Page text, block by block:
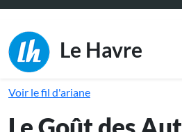
Le Havre
Voir le fil d'ariane